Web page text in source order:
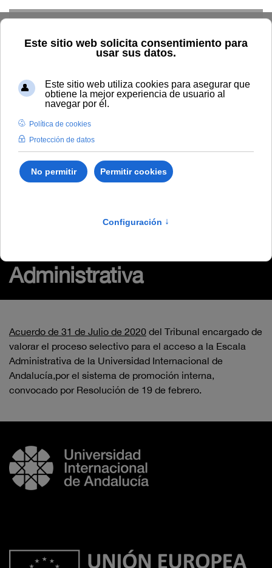
Inicio Tablón de anuncios de RRHH
Acuerdo del Tribunal
encargado de valorar el proceso selectivo para el acceso a la
Acuerdo del Tribunal
proceso selectivo para el
Administrativa
Acuerdo de 31 de Julio de 2020 del Tribunal encargado de
valorar el proceso selectivo para el acceso a la Escala
Administrativa de la Universidad Internacional de
Andalucía,por el sistema de promoción interna,
convocado por Resolución de 19 de febrero.